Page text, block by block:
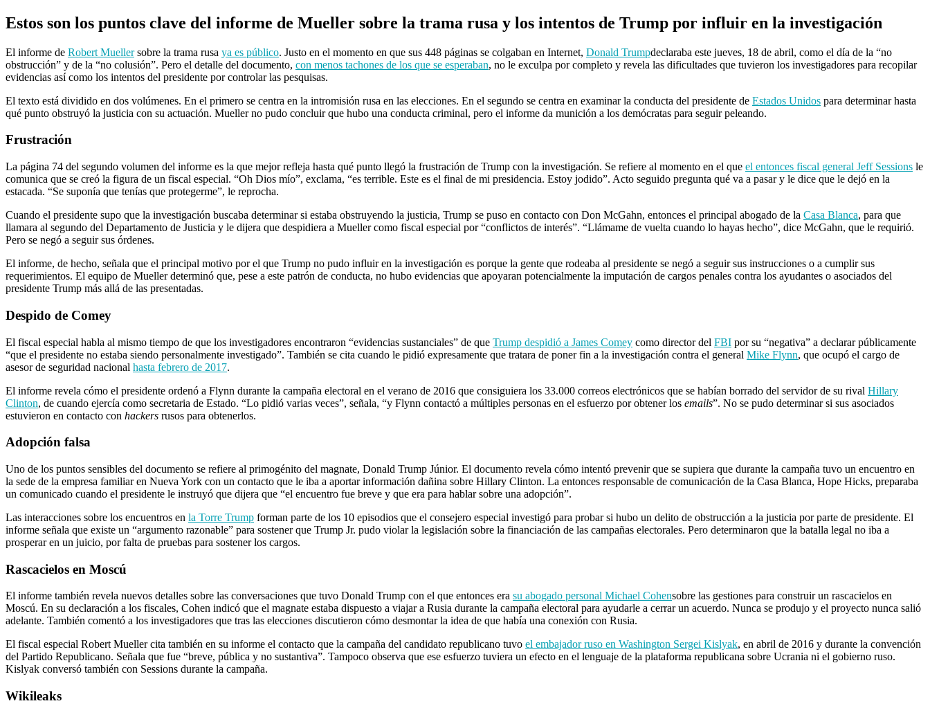
Estos son los puntos clave del informe de Mueller sobre la trama rusa y los intentos de Trump por influir en la investigación
El informe de Robert Muellersobre la trama rusa ya es público. Justo en el momento en que sus 448 páginas se colgaban en Internet, Donald Trumpdeclaraba este jueves, 18 de abril, como el día de la “no
obstrucción” y de la “no colusión”. Pero el detalle del documento, con menos tachones de los que se esperaban, no le exculpa por completo y revela las dificultades que tuvieron los investigadores para recopilar
evidencias así como los intentos del presidente por controlar las pesquisas.
El texto está dividido en dos volúmenes. En el primero se centra en la intromisión rusa en las elecciones. En el segundo se centra en examinar la conducta del presidente de Estados Unidos para determinar hasta
qué punto obstruyó la justicia con su actuación. Mueller no pudo concluir que hubo una conducta criminal, pero el informe da munición a los demócratas para seguir peleando.
Frustración
La página 74 del segundo volumen del informe es la que mejor refleja hasta qué punto llegó la frustración de Trump con la investigación. Se refiere al momento en el que el entonces fiscal general Jeff Sessions le
comunica que se creó la figura de un fiscal especial. “Oh Dios mío”, exclama, “es terrible. Este es el final de mi presidencia. Estoy jodido”. Acto seguido pregunta qué va a pasar y le dice que le dejó en la
estacada. “Se suponía que tenías que protegerme”, le reprocha.
Cuando el presidente supo que la investigación buscaba determinar si estaba obstruyendo la justicia, Trump se puso en contacto con Don McGahn, entonces el principal abogado de la Casa Blanca, para que
llamara al segundo del Departamento de Justicia y le dijera que despidiera a Mueller como fiscal especial por “conflictos de interés”. “Llámame de vuelta cuando lo hayas hecho”, dice McGahn, que le requirió.
Pero se negó a seguir sus órdenes.
El informe, de hecho, señala que el principal motivo por el que Trump no pudo influir en la investigación es porque la gente que rodeaba al presidente se negó a seguir sus instrucciones o a cumplir sus
requerimientos. El equipo de Mueller determinó que, pese a este patrón de conducta, no hubo evidencias que apoyaran potencialmente la imputación de cargos penales contra los ayudantes o asociados del
presidente Trump más allá de las presentadas.
Despido de Comey
El fiscal especial habla al mismo tiempo de que los investigadores encontraron “evidencias sustanciales” de que Trump despidió a James Comey como director del FBI por su “negativa” a declarar públicamente
“que el presidente no estaba siendo personalmente investigado”. También se cita cuando le pidió expresamente que tratara de poner fin a la investigación contra el general Mike Flynn, que ocupó el cargo de
asesor de seguridad nacional hasta febrero de 2017.
El informe revela cómo el presidente ordenó a Flynn durante la campaña electoral en el verano de 2016 que consiguiera los 33.000 correos electrónicos que se habían borrado del servidor de su rival Hillary
Clinton, de cuando ejercía como secretaria de Estado. “Lo pidió varias veces”, señala, “y Flynn contactó a múltiples personas en el esfuerzo por obtener los emails”. No se pudo determinar si sus asociados
estuvieron en contacto con hackers rusos para obtenerlos.
Adopción falsa
Uno de los puntos sensibles del documento se refiere al primogénito del magnate, Donald Trump Júnior. El documento revela cómo intentó prevenir que se supiera que durante la campaña tuvo un encuentro en
la sede de la empresa familiar en Nueva York con un contacto que le iba a aportar información dañina sobre Hillary Clinton. La entonces responsable de comunicación de la Casa Blanca, Hope Hicks, preparaba
un comunicado cuando el presidente le instruyó que dijera que “el encuentro fue breve y que era para hablar sobre una adopción”.
Las interacciones sobre los encuentros en la Torre Trump forman parte de los 10 episodios que el consejero especial investigó para probar si hubo un delito de obstrucción a la justicia por parte de presidente. El
informe señala que existe un “argumento razonable” para sostener que Trump Jr. pudo violar la legislación sobre la financiación de las campañas electorales. Pero determinaron que la batalla legal no iba a
prosperar en un juicio, por falta de pruebas para sostener los cargos.
Rascacielos en Moscú
El informe también revela nuevos detalles sobre las conversaciones que tuvo Donald Trump con el que entonces era su abogado personal Michael Cohensobre las gestiones para construir un rascacielos en
Moscú. En su declaración a los fiscales, Cohen indicó que el magnate estaba dispuesto a viajar a Rusia durante la campaña electoral para ayudarle a cerrar un acuerdo. Nunca se produjo y el proyecto nunca salió
adelante. También comentó a los investigadores que tras las elecciones discutieron cómo desmontar la idea de que había una conexión con Rusia.
El fiscal especial Robert Mueller cita también en su informe el contacto que la campaña del candidato republicano tuvo el embajador ruso en Washington Sergei Kislyak, en abril de 2016 y durante la convención
del Partido Republicano. Señala que fue “breve, pública y no sustantiva”. Tampoco observa que ese esfuerzo tuviera un efecto en el lenguaje de la plataforma republicana sobre Ucrania ni el gobierno ruso.
Kislyak conversó también con Sessions durante la campaña.
Wikileaks